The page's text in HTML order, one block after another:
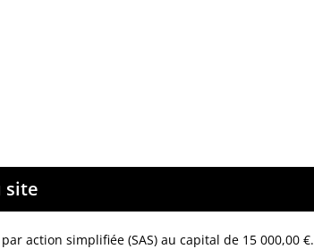
site
action simplifiée (SAS) au capital de 15 000,00 €.